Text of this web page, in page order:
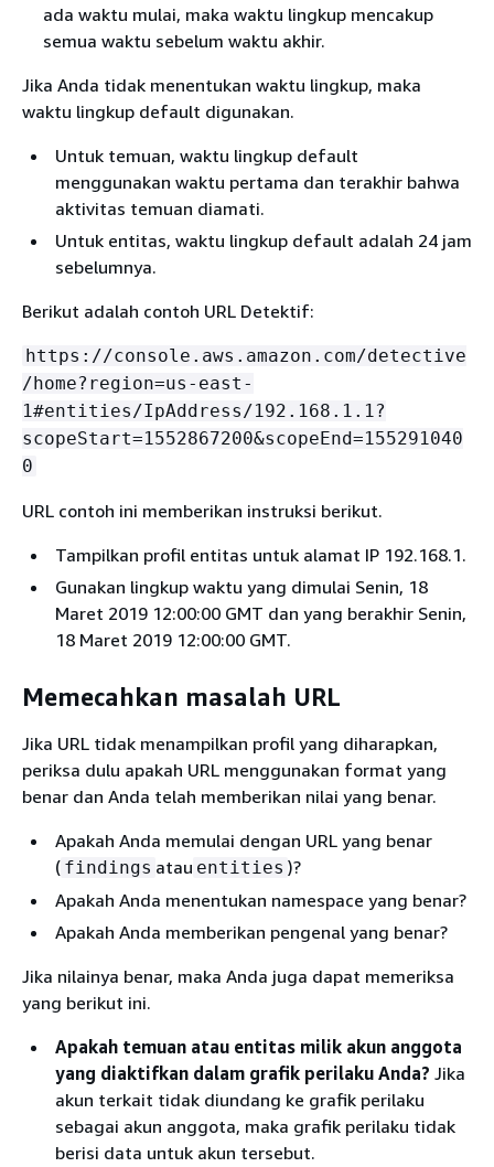
ada waktu mulai, maka waktu lingkup mencakup
semua waktu sebelum waktu akhir.
Jika Anda tidak menentukan waktu lingkup, maka
waktu lingkup default digunakan.
Untuk temuan, waktu lingkup default
menggunakan waktu pertama dan terakhir bahwa
aktivitas temuan diamati.
Untuk entitas, waktu lingkup default adalah 24 jam
sebelumnya.
Berikut adalah contoh URL Detektif:
https://console.aws.amazon.com/detective
/home?region=us-east-
1#entities/IpAddress/192.168.1.1?
scopeStart=1552867200&scopeEnd=155291040
0
URL contoh ini memberikan instruksi berikut.
Tampilkan profil entitas untuk alamat IP 192.168.1.
Gunakan lingkup waktu yang dimulai Senin, 18
Maret 2019 12:00:00 GMT dan yang berakhir Senin,
18 Maret 2019 12:00:00 GMT.
Memecahkan masalah URL
Jika URL tidak menampilkan profil yang diharapkan,
periksa dulu apakah URL menggunakan format yang
benar dan Anda telah memberikan nilai yang benar.
Apakah Anda memulai dengan URL yang benar
( findings atau entities )?
Apakah Anda menentukan namespace yang benar?
Apakah Anda memberikan pengenal yang benar?
Jika nilainya benar, maka Anda juga dapat memeriksa
yang berikut ini.
Apakah temuan atau entitas milik akun anggota
yang diaktifkan dalam grafik perilaku Anda? Jika
akun terkait tidak diundang ke grafik perilaku
sebagai akun anggota, maka grafik perilaku tidak
berisi data untuk akun tersebut.